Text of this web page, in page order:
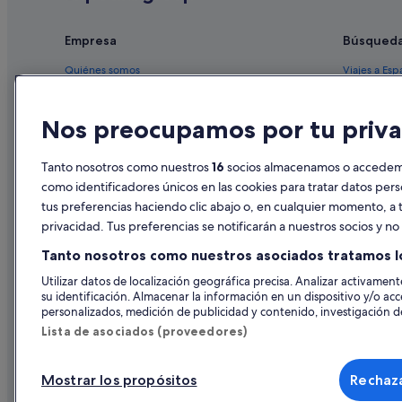
Hoteles cerca de Parque Siam
H10 Hoteles en Costa Adeje
Bahia Principe hoteles en La Caleta
Villas en San Eugenio
H10 Hoteles en Playa de las Américas
Hoteles de 4 estrellas en San Eugenio
Hoteles para familias en Costa Adeje
Best Hotels en Playa de las Américas
Apartoteles en San Eugenio
Hoteles con casino en Playa de las Américas
Empresa
Quiénes somos
Anuncia tu alojamiento
Prensa
Viajes a
Alquileres
Vuelos
Alquiler de
© 2026 Expedia, Inc., una empresa de Expedia Group. Todos los
Nos preocupamos por tu
Tanto nosotros como nuestros16 socios almacenamos o
como identificadores únicos en las cookies para tratar datos
tus preferencias haciendo clic abajo o, en cualquier momento,
privacidad. Tus preferencias se notificarán a nuestros socios y
Tanto nosotros como nuestros asociados tratamos
Utilizar datos de localización geográfica precisa. Analizar
su identificación. Almacenar la información en un dispositivo y/o
personalizados, medición de publicidad y contenido, investigación
Lista de asociados (proveedores)
Mostrar los propósitos